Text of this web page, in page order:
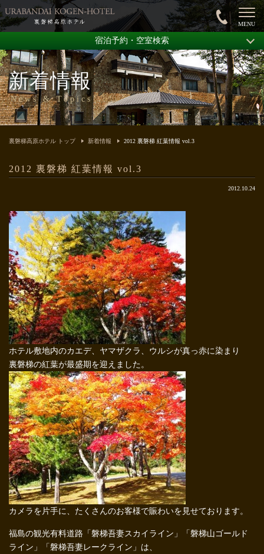
新着情報
News & Topics
宿泊予約・空室検索
裏磐梯高原ホテル トップ 新着情報 2012 裏磐梯 紅葉情報 vol.3
2012 裏磐梯 紅葉情報 vol.3
2012.10.24
ホテル敷地内のカエデ、ヤマザクラ、ウルシが真っ赤に染まり
裏磐梯の紅葉が最盛期を迎えました。
カメラを片手に、たくさんのお客様で賑わいを見せております。
福島の観光有料道路「磐梯吾妻スカイライン」「磐梯山ゴールド
ライン」「磐梯吾妻レークライン」は、